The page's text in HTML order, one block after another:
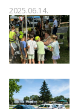
2025.06.14.